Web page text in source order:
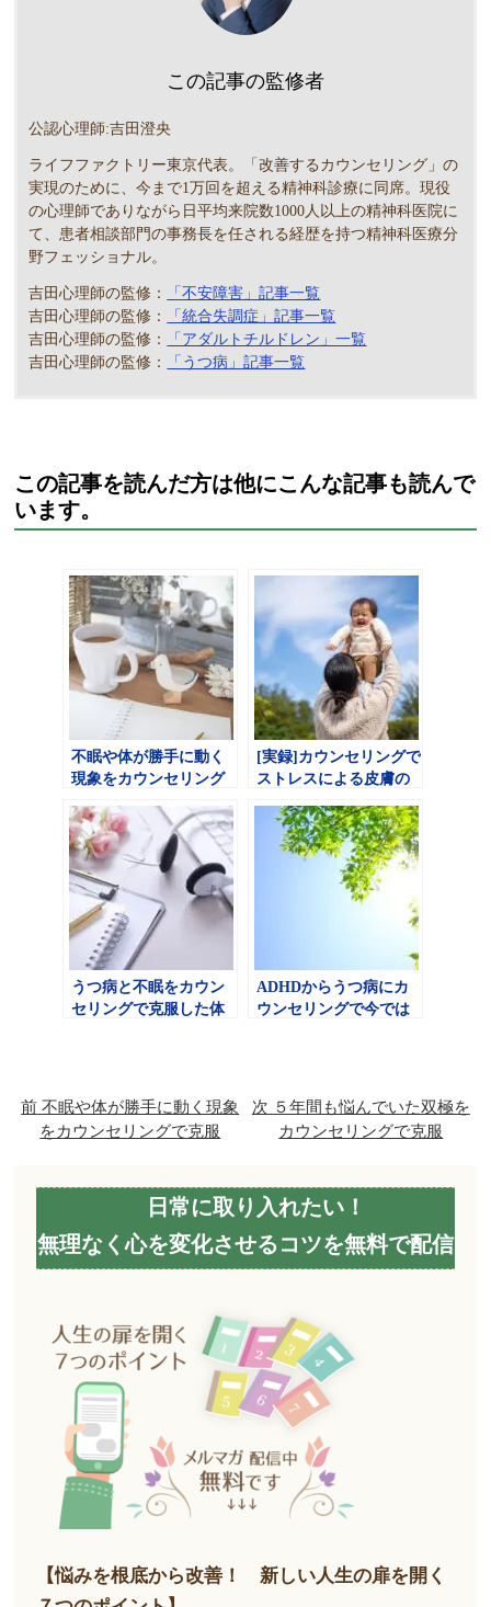
この記事の監修者
公認心理師:吉田澄央
ライフファクトリー東京代表。「改善するカウンセリング」の
実現のために、今まで1万回を超える精神科診療に同席。現役
の心理師でありながら日平均来院数1000人以上の精神科医院に
て、患者相談部門の事務長を任される経歴を持つ精神科医療分
野フェッショナル。
吉田心理師の監修：
「不安障害」記事一覧
吉田心理師の監修：
「統合失調症」記事一覧
吉田心理師の監修：
「アダルトチルドレン」一覧
吉田心理師の監修：
「うつ病」記事一覧
この記事を読んだ方は他にこんな記事も読んで
います。
不眠や体が勝手に動く
現象をカウンセリング
[実録]カウンセリングで
ストレスによる皮膚の
うつ病と不眠をカウン
セリングで克服した体
ADHDからうつ病にカ
ウンセリングで今では
前 不眠や体が勝手に動く現象
をカウンセリングで克服
次 ５年間も悩んでいた双極を
カウンセリングで克服
日常に取り入れたい！
無理なく心を変化させるコツを無料で配信
【悩みを根底から改善！ 新しい人生の扉を開く